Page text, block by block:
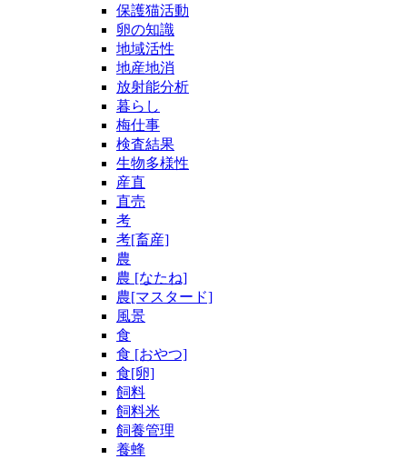
保護猫活動
卵の知識
地域活性
地産地消
放射能分析
暮らし
梅仕事
検査結果
生物多様性
産直
直売
考
考[畜産]
農
農 [なたね]
農[マスタード]
風景
食
食 [おやつ]
食[卵]
飼料
飼料米
飼養管理
養蜂